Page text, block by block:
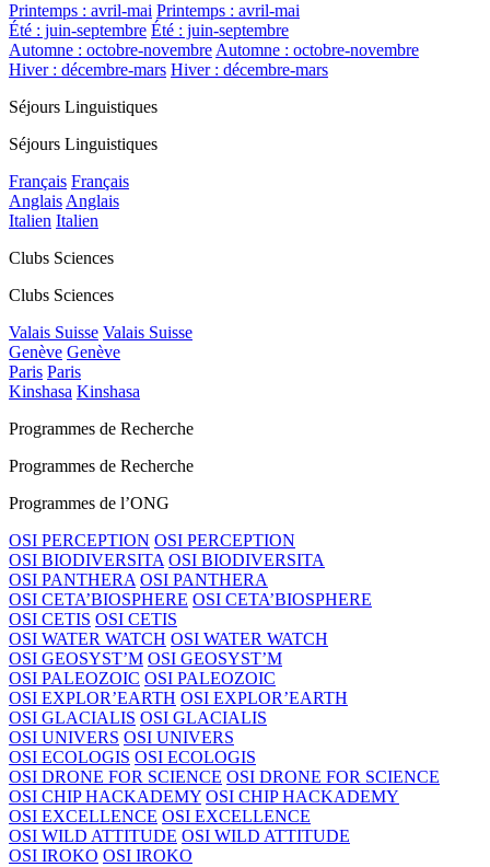
Printemps : avril-mai Printemps : avril-mai
Été : juin-septembre Été : juin-septembre
Automne : octobre-novembreAutomne : octobre-novembre
Hiver : décembre-mars Hiver : décembre-mars
Séjours Linguistiques
Séjours Linguistiques
Français Français
AnglaisAnglais
Italien Italien
Clubs Sciences
Clubs Sciences
Valais Suisse Valais Suisse
Genève Genève
Paris Paris
Kinshasa Kinshasa
Programmes de Recherche
Programmes de Recherche
Programmes de l’ONG
OSI PERCEPTION OSI PERCEPTION
OSI BIODIVERSITA OSI BIODIVERSITA
OSI PANTHERA OSI PANTHERA
OSI CETA’BIOSPHERE OSI CETA’BIOSPHERE
OSI CETIS OSI CETIS
OSI WATER WATCH OSI WATER WATCH
OSI GEOSYST’M OSI GEOSYST’M
OSI PALEOZOIC OSI PALEOZOIC
OSI EXPLOR’EARTH OSI EXPLOR’EARTH
OSI GLACIALIS OSI GLACIALIS
OSI UNIVERS OSI UNIVERS
OSI ECOLOGIS OSI ECOLOGIS
OSI DRONE FOR SCIENCE OSI DRONE FOR SCIENCE
OSI CHIP HACKADEMY OSI CHIP HACKADEMY
OSI EXCELLENCE OSI EXCELLENCE
OSI WILD ATTITUDE OSI WILD ATTITUDE
OSI IROKO OSI IROKO